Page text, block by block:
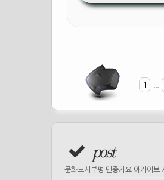
1
post
문화도시부평 민중가요 아카이브